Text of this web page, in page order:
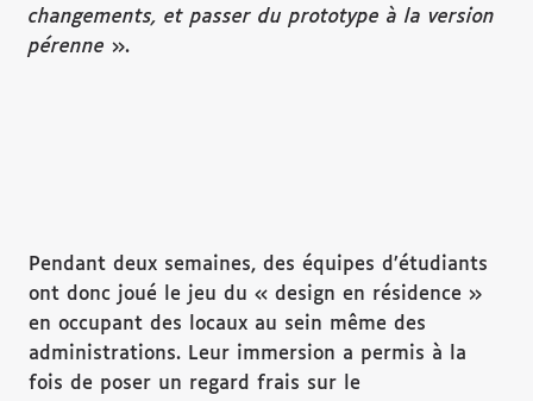
changements, et passer du prototype à la version
pérenne ».
Pendant deux semaines, des équipes d’étudiants
ont donc joué le jeu du « design en résidence »
en occupant des locaux au sein même des
administrations. Leur immersion a permis à la
fois de poser un regard frais sur le